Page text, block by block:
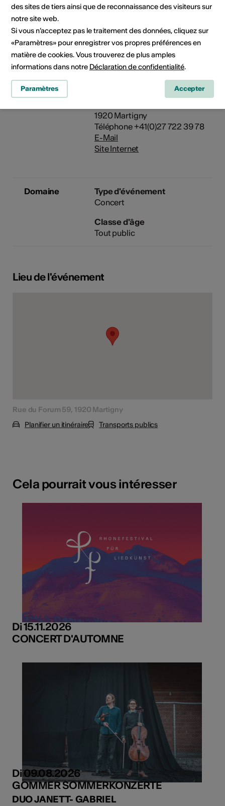
Toilettes
accessibles en
fauteuil roulant
Détails sur l'accessibilité
architecturale
Organisateur
Fondation Pierre Gianadda
1920 Martigny
Téléphone +41(0)27 722 39 78
E-Mail
Site Internet
Domaine
Type d'événement
Concert
Classe d'âge
Tout public
Lieu de l'événement
Rue du Forum 59, 1920 Martigny
Planifier un itinéraire
Transports publics
Cela pourrait vous intéresser
Di 15.11.2026
CONCERT D'AUTOMNE
Di 09.08.2026
GOMMER SOMMERKONZERTE
DUO JANETT- GABRIEL
des sites de tiers ainsi que de reconnaissance des visiteurs sur
notre site web.
Si vous n’acceptez pas le traitement des données, cliquez sur
«Paramètres» pour enregistrer vos propres préférences en
matière de cookies. Vous trouverez de plus amples
informations dans notre Déclaration de confidentialité.
Paramètres Accepter